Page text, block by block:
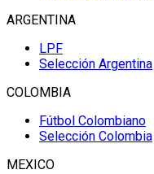
ARGENTINA
LPF
Selección Argentina
COLOMBIA
Fútbol Colombiano
Selección Colombia
MEXICO